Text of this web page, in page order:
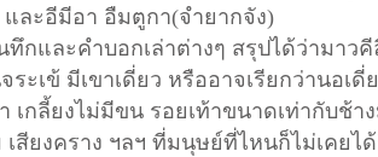
ละอีมีอา อืมตูกา(จำยากจัง)
ทึกและคำบอกเล่าต่างๆ สรุปได้ว่ามา
ระเข้ มีเขาเดี่ยว หรืออาจเรียกว่านอ
เกลี้ยงไม่มีขน รอยเท้าขนาดเท่ากับช้
เสียงคราง ฯลฯ ที่มนุษย์ที่ไหนก็ไม่เคยไ